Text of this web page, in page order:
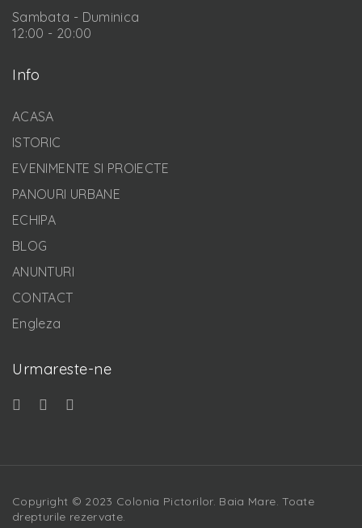
Sambata - Duminica
12:00 - 20:00
Info
ACASA
ISTORIC
EVENIMENTE SI PROIECTE
PANOURI URBANE
ECHIPA
BLOG
ANUNTURI
CONTACT
Engleza
Urmareste-ne
Copyright © 2023 Colonia Pictorilor. Baia Mare. Toate
drepturile rezervate.